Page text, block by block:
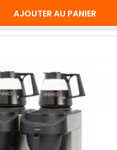
AJOUTER AU PANIER